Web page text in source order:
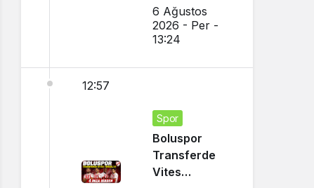
Görüyor
6 Ağustos
2026 - Per -
13:24
12:57
Spor
Boluspor
Transferde
Vites